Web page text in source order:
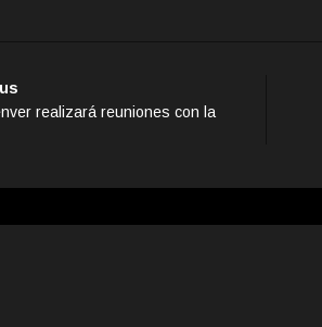
realizará reuniones con la